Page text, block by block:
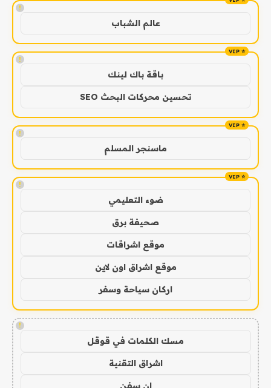
!
عالم الشباب
!
باقة باك لينك
تحسين محركات البحث SEO
!
ماسنجر المسلم
!
ضوء التعليمي
صحيفة برق
موقع اشراقات
موقع اشراق اون لاين
اركان سياحة وسفر
!
مسك الكلمات في قوقل
اشراق التقنية
ان سفن